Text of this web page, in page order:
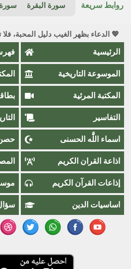
روابط سريعة سورة البقرة
💖 الدعاء بظهر الغيب دليل المحبة،
الرئيسية
الموسوعة التاريخية
المكتبة المرئية
التفاسير
اسماء اللَّٰه الحسنى
اذاعة القران الكريم
إذاعات القرآن الكريم
اساسيات الدين